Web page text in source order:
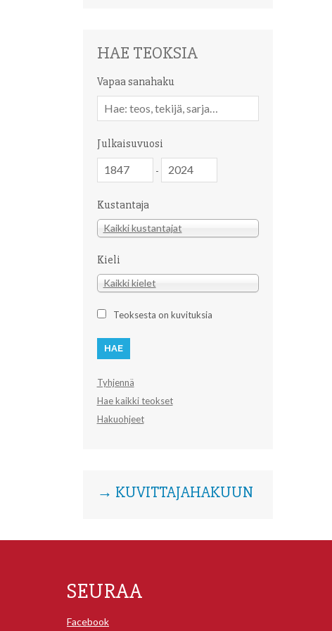
HAE TEOKSIA
Vapaa sanahaku
sanahaku
Julkaisuvuosi
-
Kustantaja
Kustantaja
Kaikki kustantajat
Kieli
Kieli
Kaikki kielet
Teoksesta on kuvituksia
Tyhjennä
Hae kaikki teokset
Hakuohjeet
→ KUVITTAJAHAKUUN
SEURAA
Facebook